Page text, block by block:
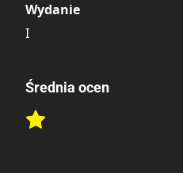
Wydanie
I
Średnia ocen
Rate this item: